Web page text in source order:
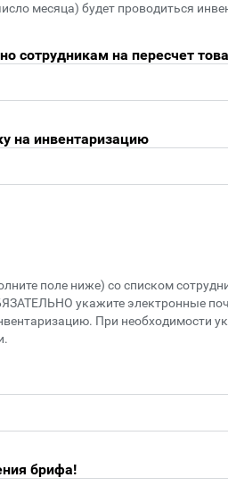
месяца) будет проводиться
на пересчет
инвентаризацию
поле ниже) со списком
укажите электронные почты
При необходимости
брифа!